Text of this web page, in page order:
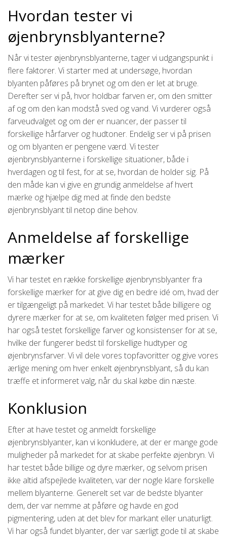
Hvordan tester vi
øjenbrynsblyanterne?
Når vi tester øjenbrynsblyanterne, tager vi udgangspunkt i
flere faktorer. Vi starter med at undersøge, hvordan
blyanten påføres på brynet og om den er let at bruge.
Derefter ser vi på, hvor holdbar farven er, om den smitter
af og om den kan modstå sved og vand. Vi vurderer også
farveudvalget og om der er nuancer, der passer til
forskellige hårfarver og hudtoner. Endelig ser vi på prisen
og om blyanten er pengene værd. Vi tester
øjenbrynsblyanterne i forskellige situationer, både i
hverdagen og til fest, for at se, hvordan de holder sig. På
den måde kan vi give en grundig anmeldelse af hvert
mærke og hjælpe dig med at finde den bedste
øjenbrynsblyant til netop dine behov.
Anmeldelse af forskellige
mærker
Vi har testet en række forskellige øjenbrynsblyanter fra
forskellige mærker for at give dig en bedre idé om, hvad der
er tilgængeligt på markedet. Vi har testet både billigere og
dyrere mærker for at se, om kvaliteten følger med prisen. Vi
har også testet forskellige farver og konsistenser for at se,
hvilke der fungerer bedst til forskellige hudtyper og
øjenbrynsfarver. Vi vil dele vores topfavoritter og give vores
ærlige mening om hver enkelt øjenbrynsblyant, så du kan
træffe et informeret valg, når du skal købe din næste.
Konklusion
Efter at have testet og anmeldt forskellige
øjenbrynsblyanter, kan vi konkludere, at der er mange gode
muligheder på markedet for at skabe perfekte øjenbryn. Vi
har testet både billige og dyre mærker, og selvom prisen
ikke altid afspejlede kvaliteten, var der nogle klare forskelle
mellem blyanterne. Generelt set var de bedste blyanter
dem, der var nemme at påføre og havde en god
pigmentering, uden at det blev for markant eller unaturligt.
Vi har også fundet blyanter, der var særligt gode til at skabe